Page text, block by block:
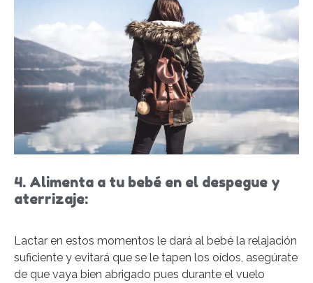
4. Alimenta a tu bebé en el despegue y
aterrizaje:
Lactar en estos momentos le dará al bebé la relajación
suficiente y evitará que se le tapen los oídos, asegúrate
de que vaya bien abrigado pues durante el vuelo